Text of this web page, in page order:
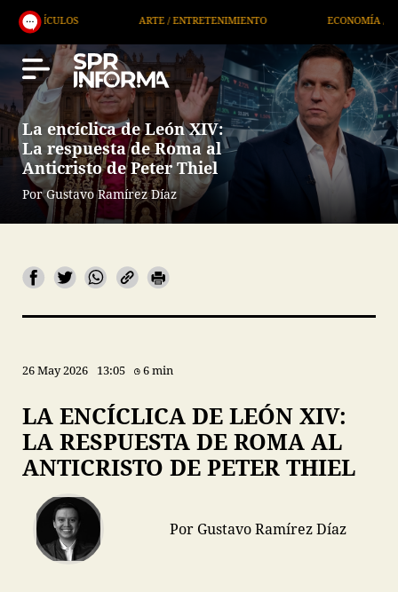
ARTE / ENTRETENIMIENTO ECONOMÍA / NEGOCIOS
La encíclica de León XIV:
La respuesta de Roma al
Anticristo de Peter Thiel
Por Gustavo Ramírez Díaz
26 May 2026 13:05 6 min
LA ENCÍCLICA DE LEÓN XIV:
LA RESPUESTA DE ROMA AL
ANTICRISTO DE PETER THIEL
Por Gustavo Ramírez Díaz